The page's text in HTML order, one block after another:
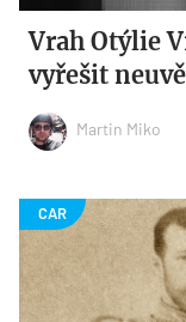
Vrah Otýlie
vyřešit
Martin Miko